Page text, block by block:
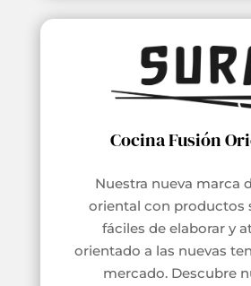
Cocina Fusión
Nuestra nueva marca
oriental con productos
fáciles de elaborar y
orientado a las nuevas
mercado. Descubre